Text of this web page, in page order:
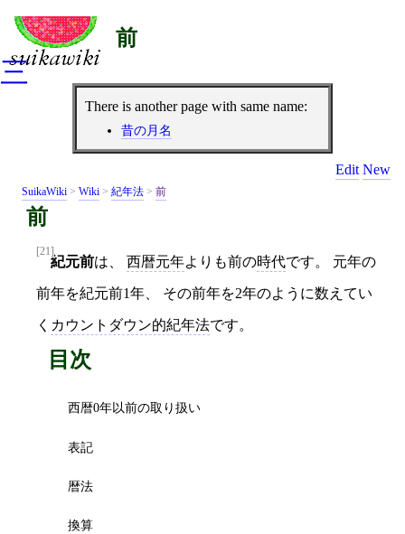
前
There is another page with same name:
昔の月名
Edit New
SuikaWiki > Wiki > 紀年法 > 前
前
[21]
紀元前は、 西暦元年よりも前の時代です。 元年の
前年を紀元前1年、 その前年を2年のように数えてい
く カウントダウン的紀年法です。
目次
西暦0年以前の取り扱い
表記
暦法
換算
三